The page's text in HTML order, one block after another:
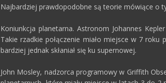
Najbardziej prawdopodobne są teorie mówiące o
Koniunkcja planetarna. Astronom Johannes
Takie rzadkie połączenie miało miejsce w 7
bardziej jednak skłaniał się ku supernowej.
John Mosley, nadzorca programowy w Griffith